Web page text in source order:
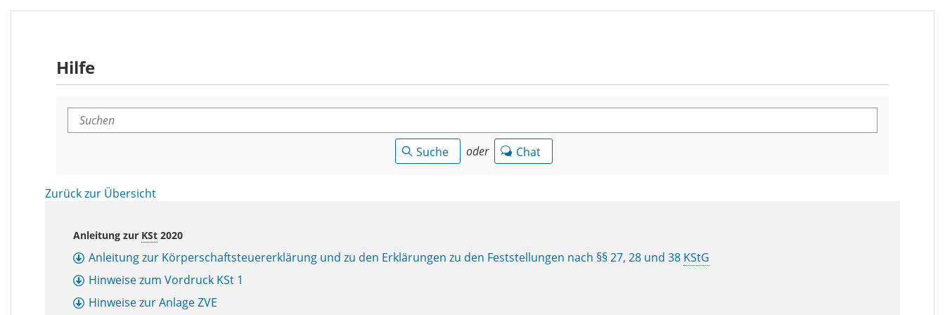
Hilfe
Suchen
Suche oder Chat
Zurück zur Übersicht
Anleitung zur KSt2020
Anleitung zur Körperschaftsteuererklärung und zu den Erklärungen zu den Feststellungen nach §§ 27, 28 und 38 KStG
Hinweise zum Vordruck KSt1
Hinweise zur Anlage ZVE